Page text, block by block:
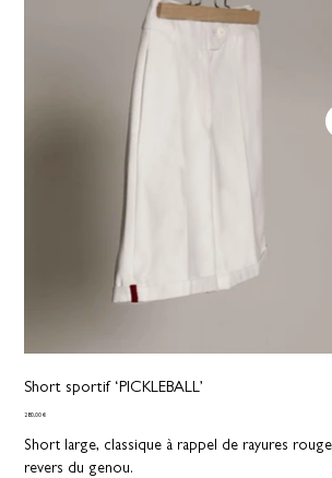
Short sportif ‘PICKLEBALL’
Prix
280,00 €
Short large, classique à rappel de rayures
revers du genou.